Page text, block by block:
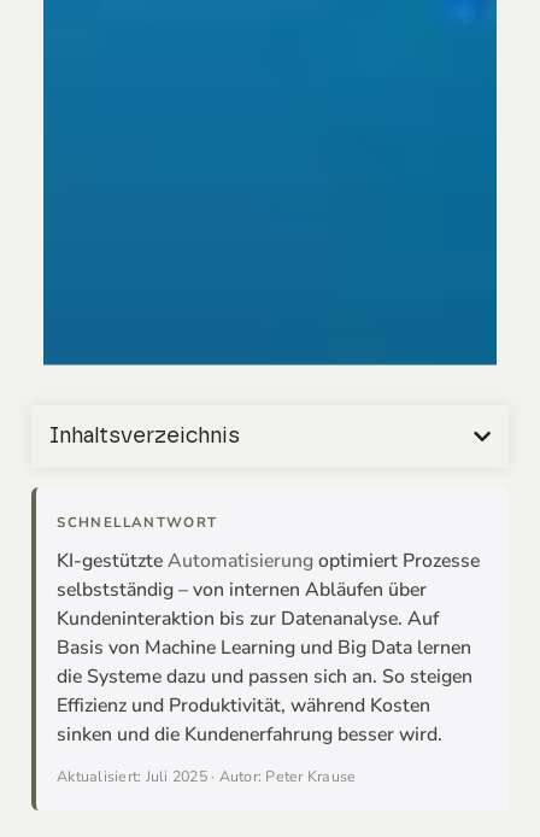
Inhaltsverzeichnis
SCHNELLANTWORT
KI-gestützteAutomatisierungoptimiert Prozesse
selbstständig – von internen Abläufen über
Kundeninteraktion bis zur Datenanalyse. Auf
Basis von Machine Learning und Big Data lernen
die Systeme dazu und passen sich an. So steigen
Effizienz und Produktivität, während Kosten
sinken und die Kundenerfahrung besser wird.
Aktualisiert: Juli 2025 · Autor: Peter Krause